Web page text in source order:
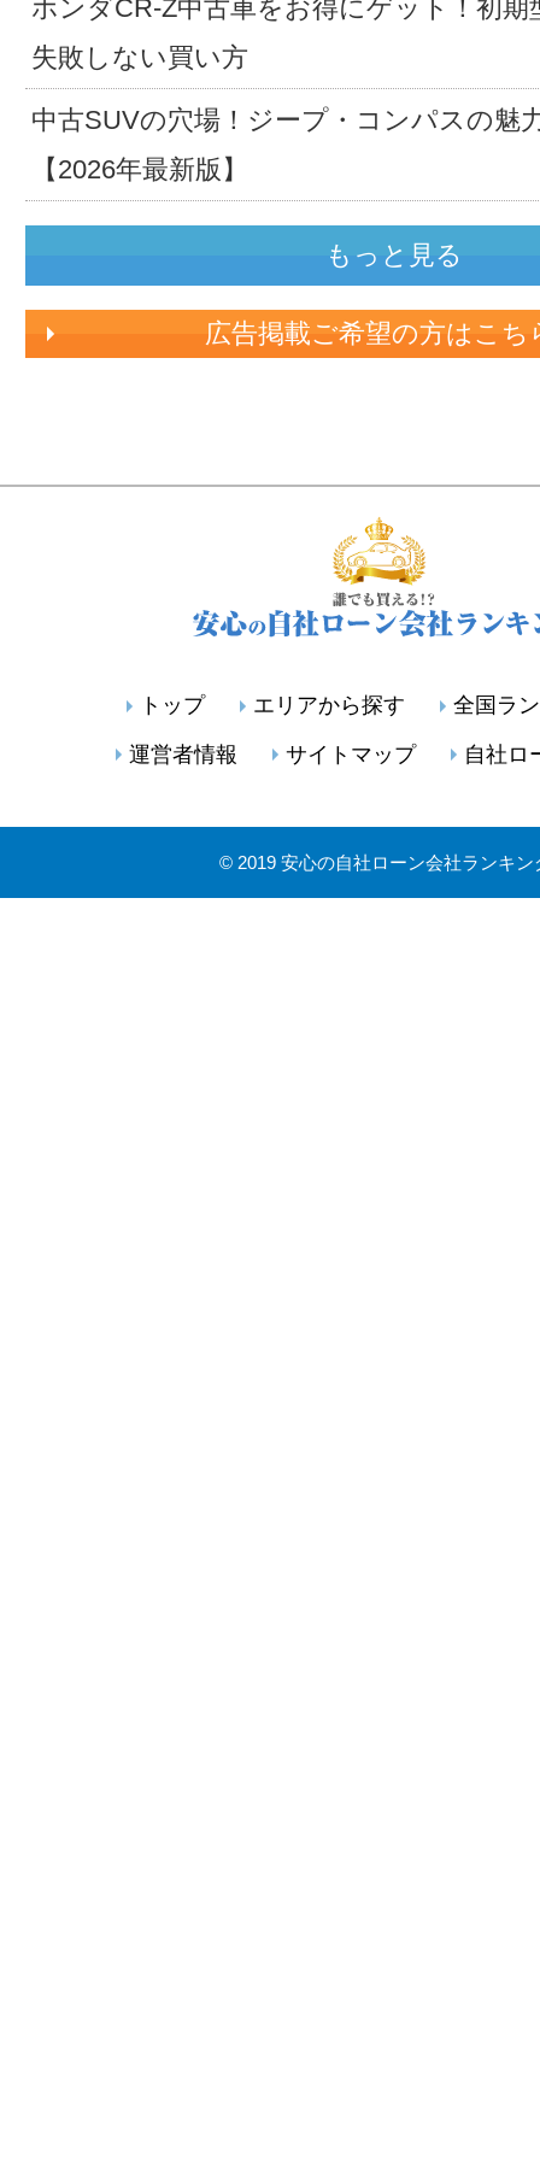
ホンダCR-Z中古車をお得にゲット！初期
失敗しない買い方
中古SUVの穴場！ジープ・コンパスの魅
【2026年最新版】
もっと見る
広告掲載ご希望の方はこち
トップ エリアから探す 全国ラ
運営者情報 サイトマップ 自社ロ
© 2019 安心の自社ローン会社ランキン